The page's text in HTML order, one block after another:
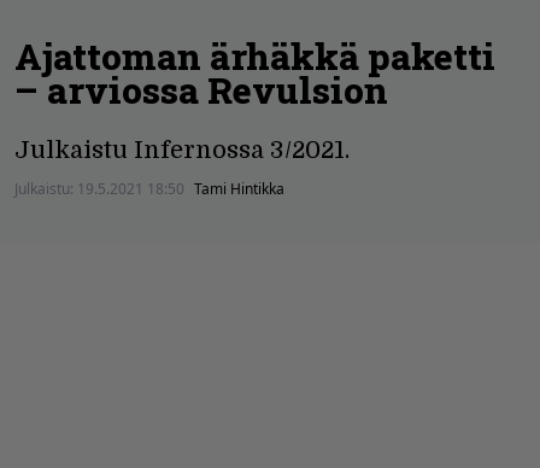
Ajattoman ärhäkkä paketti
– arviossa Revulsion
Julkaistu Infernossa 3/2021.
Julkaistu: 19.5.2021 18:50 Tami Hintikka